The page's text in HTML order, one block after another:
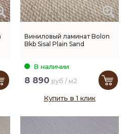
Виниловый ламинат Bolon
Bkb Sisal Plain Sand
В наличии
8 890 руб / м2
Купить в 1 клик